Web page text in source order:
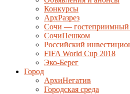
Конкурсы
АрхРазрез
Сочи — гостеприимный
СочиПешком
Российский
FIFA World Cup 2018
Эко-Берег
Город
АрхиНегатив
Городская среда